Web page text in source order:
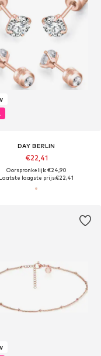
DAY BERLIN
€22,41
Oorspronkelijk: €24,90
Laatste laagste prijs:€22,41